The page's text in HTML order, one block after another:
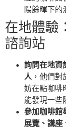
陽餘暉下的
在地體驗
諮詢站
詢問在地資
人 ，他們
妨在點咖啡
能發現一些
參加咖啡館
展覽、講座